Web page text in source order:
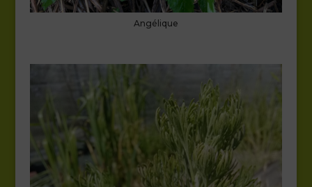
Angélique